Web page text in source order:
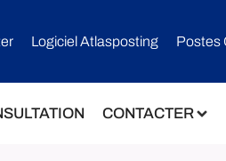
Logiciel Atlasposting Postes
CONTACTER